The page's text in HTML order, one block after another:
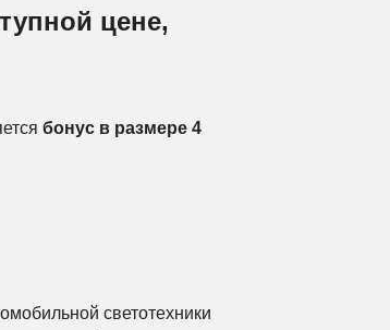
цене,
бонус в размере 4
светотехники